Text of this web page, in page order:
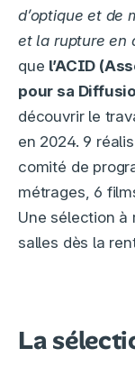
d’optique et de
et la rupture en
que l’ACID
pour sa
découvrir le
en 2024. 9
comité de
métrages, 6
Une sélection à
salles dès la
La